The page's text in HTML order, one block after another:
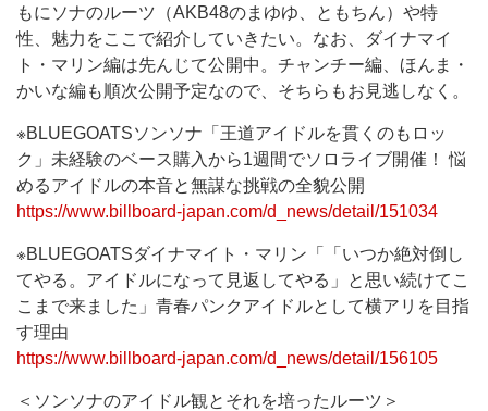
もにソナのルーツ（AKB48のまゆゆ、ともちん）や特
性、魅力をここで紹介していきたい。なお、ダイナマイ
ト・マリン編は先んじて公開中。チャンチー編、ほんま・
かいな編も順次公開予定なので、そちらもお見逃しなく。
※BLUEGOATSソンソナ「王道アイドルを貫くのもロッ
ク」未経験のベース購入から1週間でソロライブ開催！ 悩
めるアイドルの本音と無謀な挑戦の全貌公開
https://www.billboard-japan.com/d_news/detail/151034
※BLUEGOATSダイナマイト・マリン「「いつか絶対倒し
てやる。アイドルになって見返してやる」と思い続けてこ
こまで来ました」青春パンクアイドルとして横アリを目指
す理由
https://www.billboard-japan.com/d_news/detail/156105
＜ソンソナのアイドル観とそれを培ったルーツ＞